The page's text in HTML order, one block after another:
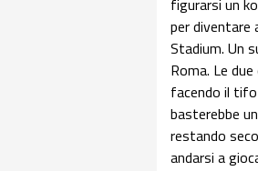
figurarsi un
per diventare
Stadium. Un
Roma. Le
facendo il
basterebbe
restando
andarsi a